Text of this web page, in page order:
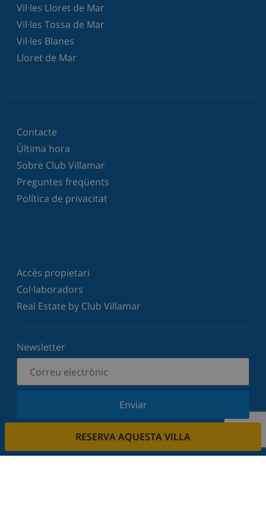
RESERVA AQUESTA VILLA
Vil·les Lloret de Mar
Vil·les Tossa de Mar
Vil·les Blanes
Lloret de Mar
Contacte
Última hora
Sobre Club Villamar
Preguntes freqüents
Política de privacitat
Accès propietari
Col·laboradors
Real Estate by Club Villamar
Newsletter
Enviar
Subscriu-vos al nostre butlletí i estigues informat
de les últimes novetats i ofertes. Respectem la
vostra privadesa.